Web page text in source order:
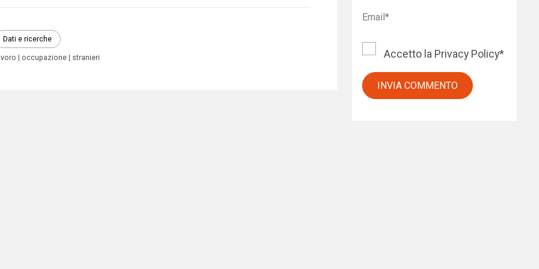
Dati e ricerche
occupazione stranieri Accetto la Privacy Policy*